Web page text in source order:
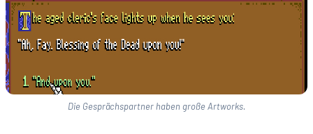
Die Gesprächspartner haben große Artworks.